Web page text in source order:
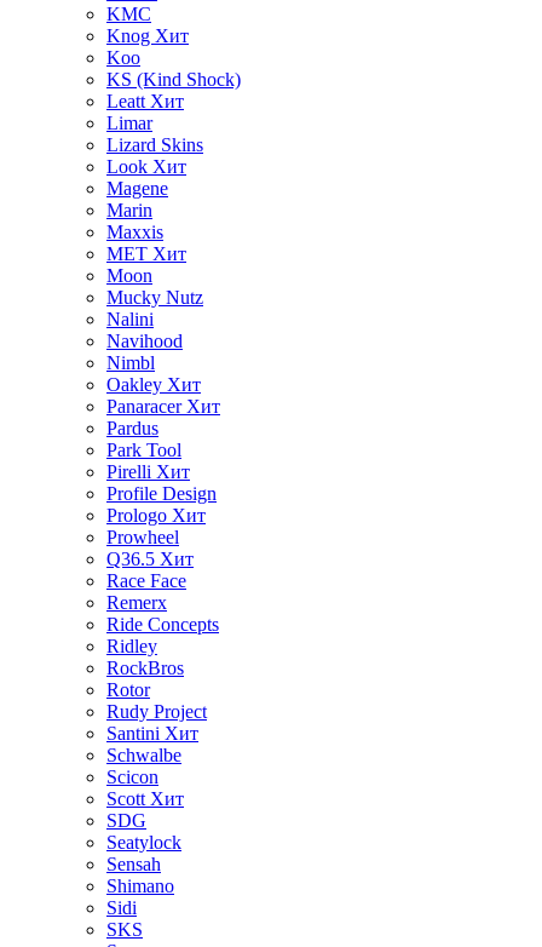
KMC
Knog Хит
Koo
KS (Kind Shock)
Leatt Хит
Limar
Lizard Skins
Look Хит
Magene
Marin
Maxxis
MET Хит
Moon
Mucky Nutz
Nalini
Navihood
Nimbl
Oakley Хит
Panaracer Хит
Pardus
Park Tool
Pirelli Хит
Profile Design
Prologo Хит
Prowheel
Q36.5 Хит
Race Face
Remerx
Ride Concepts
Ridley
RockBros
Rotor
Rudy Project
Santini Хит
Schwalbe
Scicon
Scott Хит
SDG
Seatylock
Sensah
Shimano
Sidi
SKS